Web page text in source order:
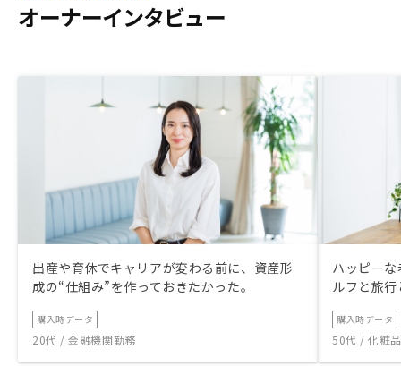
オーナーインタビュー
出産や育休でキャリアが変わる前に、資産形
成の“仕組み”を作っておきたかった。
購入時データ
20代 / 金融機関勤務
ハッピー
ルフと旅
購入時データ
50代 / 化粧